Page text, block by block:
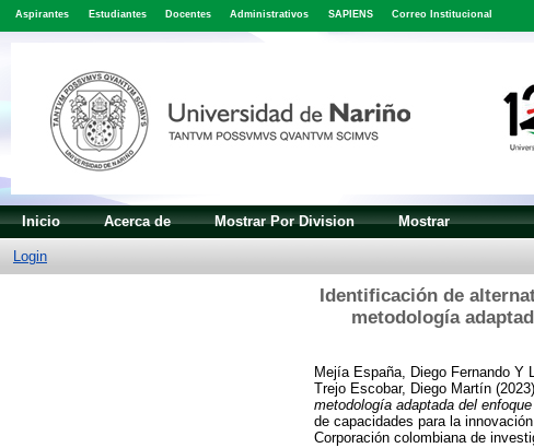
Aspirantes Estudiantes Docentes Administrativos SAPIENS Correo Institucional
Inicio Acerca de Mostrar Por Division Mostrar
Login
Identificación de
metodología
Mejía España, Diego Fernando Y
Trejo Escobar, Diego Martín (2023)
metodología adaptada del
de capacidades para la
Corporación colombiana de